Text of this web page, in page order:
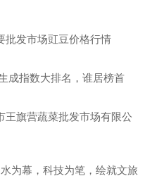
批发市场豇豆价格行情
成指数大排名，谁居榜首
王旗营蔬菜批发市场有限公
为幕，科技为笔，绘就文旅